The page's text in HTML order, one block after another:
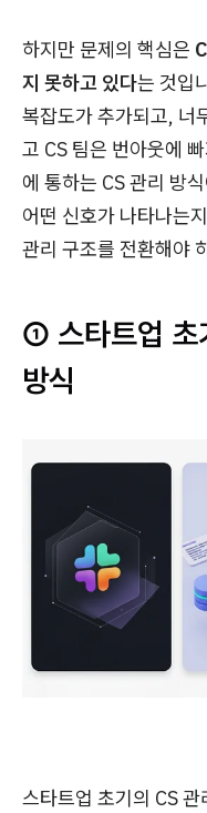
하지만 문제의 핵심은
지 못하고 있다는 것입
복잡도가 추가되고, 너
고 CS 팀은 번아웃에
에 통하는 CS 관리 방
어떤 신호가 나타나는
관리 구조를 전환해야
① 스타트업 초
방식
스타트업 초기의 CS